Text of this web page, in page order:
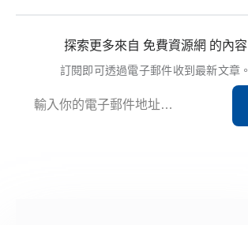
探索更多來自 免費資源網 的內容
訂閱即可透過電子郵件收到最新文章。